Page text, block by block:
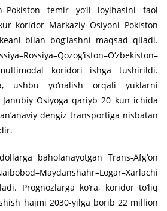
temir yo‘li loyihasini faol
koridor Markaziy Osiyoni Pokiston
bilan bog‘lashni maqsad qiladi.
multimodal koridori ishga tushirildi.
ushbu yo‘nalish orqali yuklarni
Osiyoga qariyb 20 kun ichida
dengiz transportiga nisbatan
baholanayotgan Trans-Afg‘on
Prognozlarga ko‘ra, koridor to‘liq
hajmi 2030-yilga borib 22 million